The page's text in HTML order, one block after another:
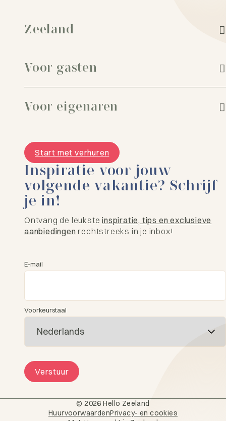
Zeeland
Voor gasten
Voor eigenaren
Start met verhuren
Inspiratie voor jouw
volgende vakantie? Schrijf
je in!
Ontvang de leuksteinspiratie, tips en exclusieve
aanbiedingen rechtstreeks in je inbox!
E-mail
Voorkeurstaal
Verstuur
© 2026 Hello Zeeland
HuurvoorwaardenPrivacy- en cookies